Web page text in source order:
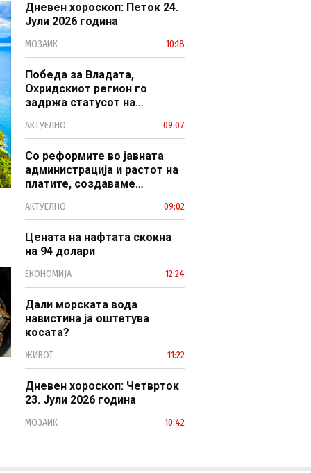
Дневен хороскоп: Петок 24.
Јули 2026 година
МОЗАИК 10:18
Победа за Владата,
Охридскиот регион го
задржа статусот на
наследство
АКТУЕЛНО 09:07
Со реформите во јавната
администрација и растот на
платите, создаваме
модерен јавен сектор
АКТУЕЛНО 09:02
Цената на нафтата скокна
на 94 долари
ЕКОНОМИЈА 12:24
Дали морската вода
навистина ја оштетува
косата?
ЖИВОТ 11:22
Дневен хороскоп: Четврток
23. Јули 2026 година
МОЗАИК 10:42